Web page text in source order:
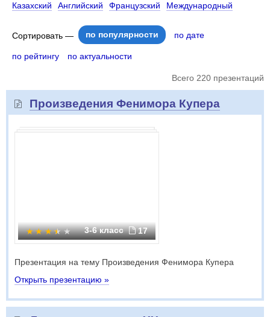
Казахский Английский Французский Международный
Сортировать — по популярности по дате
по рейтингу по актуальности
Всего 220 презентаций
Произведения Фенимора Купера
3-6 класс 17
Презентация на тему Произведения Фенимора Купера
Открыть презентацию »